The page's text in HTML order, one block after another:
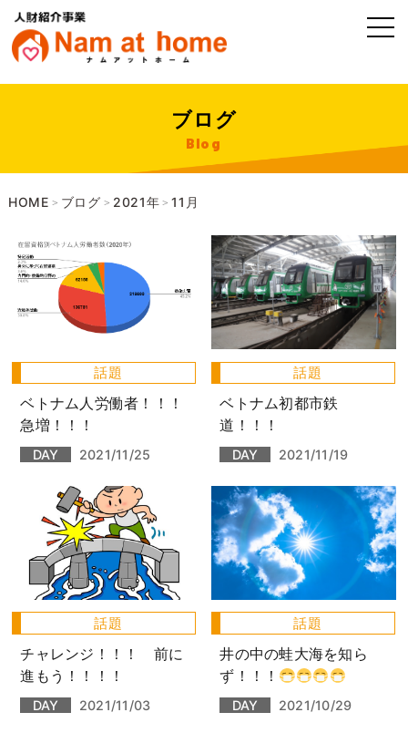
ブログ
Blog
HOME > ブログ > 2021年 >11月
話題
ベトナム人労働者！！！
急増！！！
DAY 2021/11/25
話題
ベトナム初都市鉄
道！！！
DAY 2021/11/19
話題
チャレンジ！！！ 前に
進もう！！！！
DAY 2021/11/03
話題
井の中の蛙大海を知ら
ず！！！
DAY 2021/10/29